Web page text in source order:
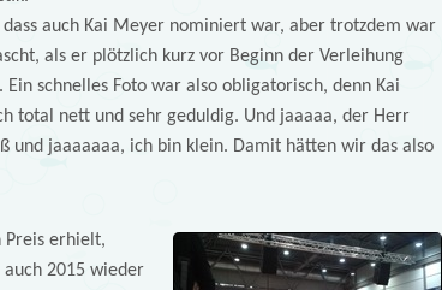
dass auch Kai Meyer nominiert war, aber trotzdem war
als er plötzlich kurz vor Beginn der Verleihung
Ein schnelles Foto war also obligatorisch, denn Kai
total nett und sehr geduldig. Und jaaaaa, der Herr
und jaaaaaaa, ich bin klein. Damit hätten wir das also
Preis erhielt,
2015 wieder